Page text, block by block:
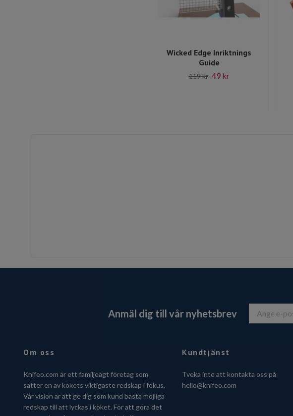
Wicked Edge Inriktnings
Guide
119 kr 49 kr
Anmäl dig till vår nyhetsbrev
Om oss
Knifeo.com är ett familjeägt företag som
sätter en av kökets viktigaste redskap i fokus,
Vår vision är att ge dig som kund bästa möjliga
redskap till att lyckas i köket. För att göra det
Kundtjänst
Tveka inte att kontakta oss på
hello@knifeo.com